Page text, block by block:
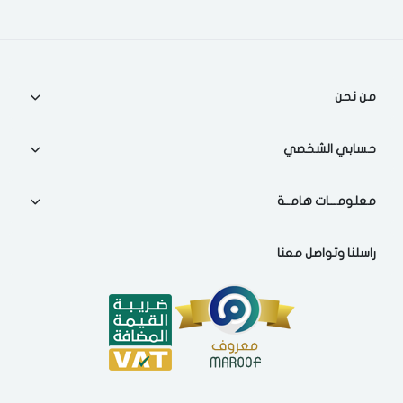
من نحن
حسابي الشخصي
معلومـــات هامــة
راسلنا وتواصل معنا